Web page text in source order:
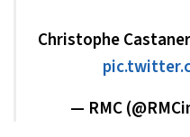
Christophe
— RMC